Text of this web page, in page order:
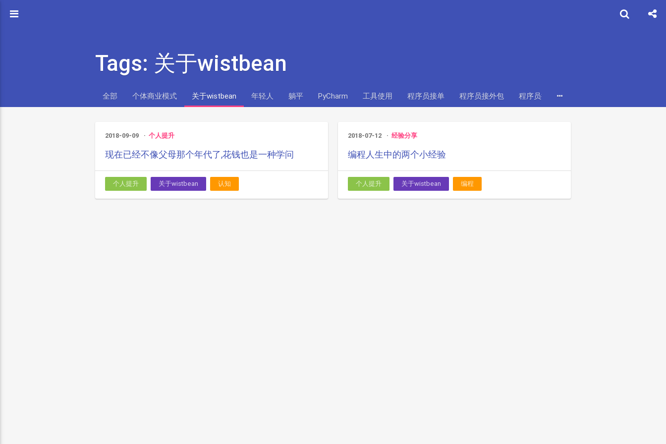
Tags: 关于wistbean
全部 个体商业模式 关于wistbean 年轻人 躺平 PyCharm 工具使用 程序员接单 程序员接外包 程序员接外包报价多少
2018-09-09 个人提升
现在已经不像父母那个年代了,花钱也是一种学问
个人提升 关于wistbean 认知
2018-07-12 经验分享
编程人生中的两个小经验
个人提升 关于wistbean 编程